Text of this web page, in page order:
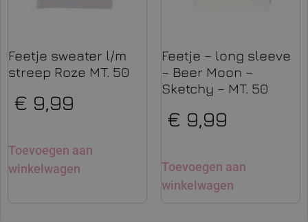
Feetje sweater l/m
streep Roze MT. 50
€ 9,99
Toevoegen aan
winkelwagen
Feetje – long sleeve
– Beer Moon –
Sketchy – MT. 50
€ 9,99
Toevoegen aan
winkelwagen